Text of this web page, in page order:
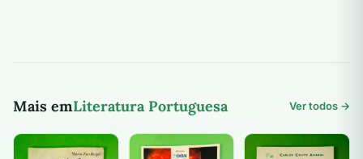
Mais emLiteratura Portuguesa Ver todos →